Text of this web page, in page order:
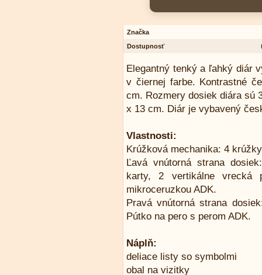
Značka
Dostupnosť
Elegantný tenký a ľahký diár
v čiernej farbe. Kontrastné
cm. Rozmery dosiek diára sú
x 13 cm. Diár je vybavený
Vlastnosti:
Krúžková mechanika: 4
Ľavá vnútorná strana
karty, 2 vertikálne
mikroceruzkou ADK.
Pravá vnútorná strana
Pútko na pero s perom ADK.
Náplň:
deliace listy so symbolmi
obal na vizitky